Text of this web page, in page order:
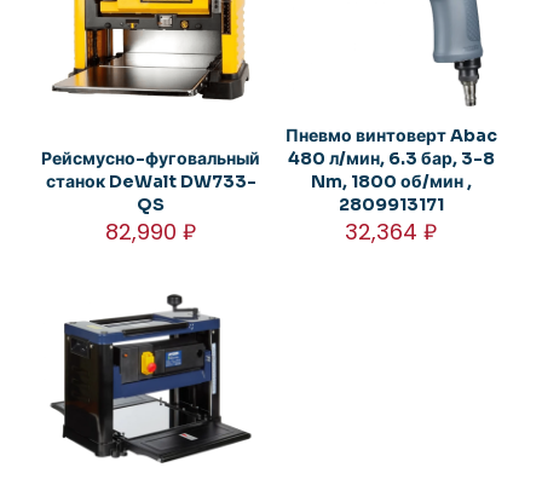
Рейсмусно-фуговальный
станок DeWalt DW733-
QS
82,990₽
Пневмо винтоверт Abac
480 л/мин, 6.3 бар, 3-8
Nm, 1800 об/мин ,
2809913171
32,364₽